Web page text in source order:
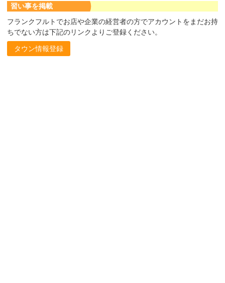
習い事を掲載
フランクフルトでお店や企業の経営者の方でアカウントをまだお持
ちでない方は下記のリンクよりご登録ください。
タウン情報登録